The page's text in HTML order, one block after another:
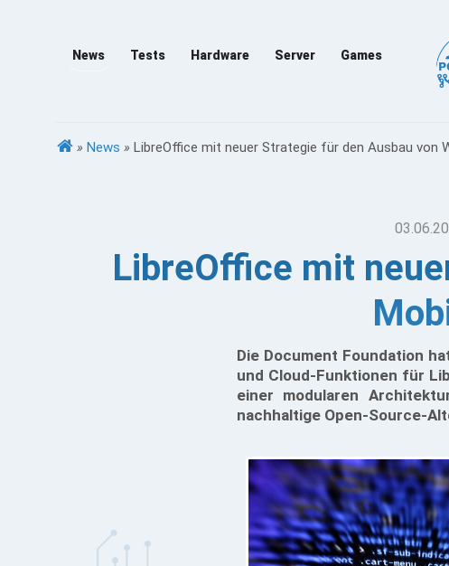
News Tests Hardware Server Games
» News » LibreOffice mit neuer Strategie für den Ausbau von
LibreOffice mit
Die Document Foundation
und Cloud-Funktionen für
einer modularen
nachhaltige Open-Source-